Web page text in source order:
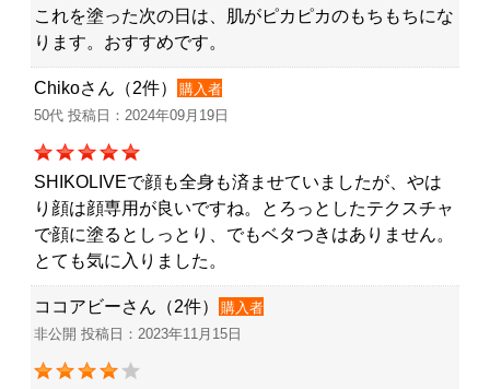
これを塗った次の日は、肌がピカピカのもちもちにな
ります。おすすめです。
Chikoさん（2件）
購入者
50代 投稿日：2024年09月19日
SHIKOLIVEで顔も全身も済ませていましたが、やは
り顔は顔専用が良いですね。とろっとしたテクスチャ
で顔に塗るとしっとり、でもベタつきはありません。
とても気に入りました。
ココアビーさん（2件）
購入者
非公開 投稿日：2023年11月15日